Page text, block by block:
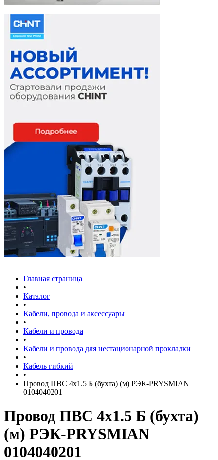
Главная страница
•
Каталог
•
Кабели, провода и аксессуары
•
Кабели и провода
•
Кабели и провода для нестационарной прокладки
•
Кабель гибкий
•
Провод ПВС 4х1.5 Б (бухта) (м) РЭК-PRYSMIAN
0104040201
Провод ПВС 4х1.5 Б (бухта)
(м) РЭК-PRYSMIAN
0104040201